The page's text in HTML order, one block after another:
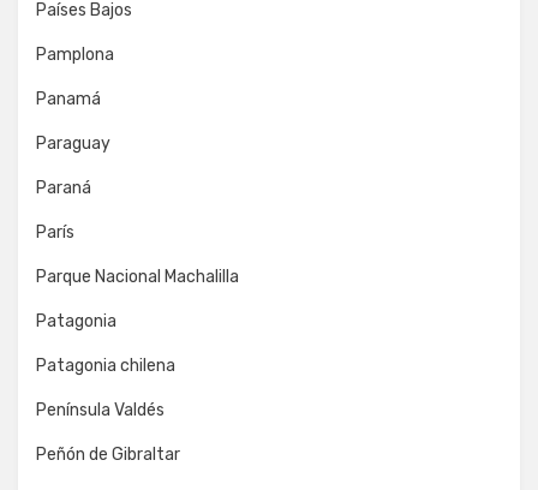
Países Bajos
Pamplona
Panamá
Paraguay
Paraná
París
Parque Nacional Machalilla
Patagonia
Patagonia chilena
Península Valdés
Peñón de Gibraltar